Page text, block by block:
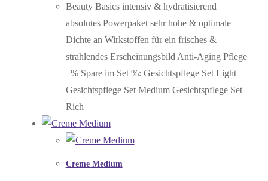
Beauty Basics intensiv & hydratisierend
absolutes Powerpaket sehr hohe & optimale
Dichte an Wirkstoffen für ein frisches &
strahlendes Erscheinungsbild Anti-Aging Pflege
% Spare im Set %: Gesichtspflege Set Light
Gesichtspflege Set Medium Gesichtspflege Set
Rich
Creme Medium